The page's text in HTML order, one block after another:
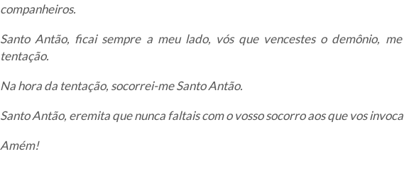
companheiros.
Santo Antão, ficai sempre a meu lado, vós que vencestes o demônio,
tentação.
Na hora da tentação, socorrei-me Santo Antão.
Santo Antão, eremita que nunca faltais com o vosso socorro aos que vos
Amém!